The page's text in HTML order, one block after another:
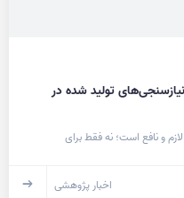
تولید شده در
و نافع است؛ نه فقط برای
اخبار پژوهشی